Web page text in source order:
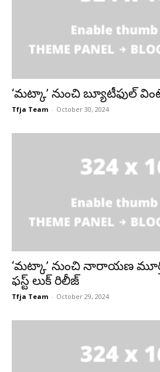
‘మట్కా’ నుంచి బ్యూటీఫుల్
Tfja Team - October 30, 2024
‘మట్కా’ నుంచి నారాయణ
ఫస్ట్ లుక్ రిలీజ్
Tfja Team - October 29, 2024